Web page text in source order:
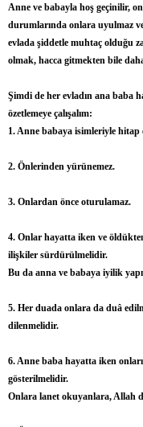
Anne ve babayla hoş geçinilir,
durumlarında onlara uyulmaz
evlada şiddetle muhtaç olduğu
olmak, hacca gitmekten bile
Şimdi de her evladın ana baba
özetlemeye çalışalım:
1. Anne babaya isimleriyle hitap
2. Önlerinden yürünemez.
3. Onlardan önce oturulamaz.
4. Onlar hayatta iken ve
ilişkiler sürdürülmelidir.
Bu da anna ve babaya iyilik
5. Her duada onlara da duâ
dilenmelidir.
6. Anne baba hayatta iken
gösterilmelidir.
Onlara lanet okuyanlara, Allah